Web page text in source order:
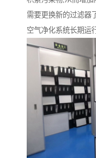
需要更换新的过滤器
空气净化系统长期运